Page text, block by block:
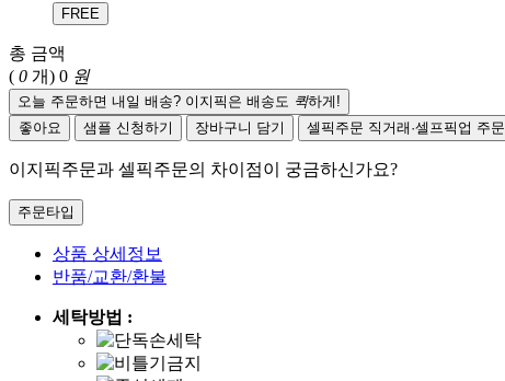
FREE
총 금액
( 0 개) 0 원
오늘 주문하면 내일 배송? 이지픽은 배송도 퀵하게!
좋아요
샘플 신청하기 장바구니 담기 셀픽주문 직거래·셀프픽업 주문
이지픽주문과 셀픽주문의 차이점이 궁금하신가요?
주문타입
상품 상세정보
반품/교환/환불
세탁방법 :